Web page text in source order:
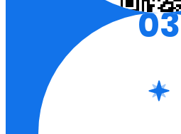
03